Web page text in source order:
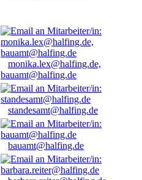
monika.lex@halfing.de,
bauamt@halfing.de
standesamt@halfing.de
bauamt@halfing.de